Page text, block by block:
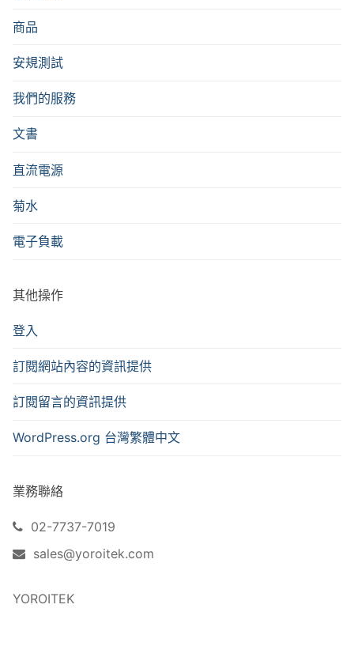
商品
安規測試
我們的服務
文書
直流電源
菊水
電子負載
其他操作
登入
訂閱網站內容的資訊提供
訂閱留言的資訊提供
WordPress.org 台灣繁體中文
業務聯絡
02-7737-7019
sales@yoroitek.com
YOROITEK